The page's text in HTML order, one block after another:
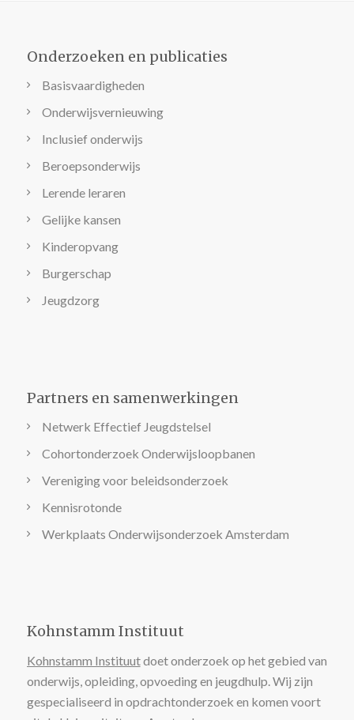
Onderzoeken en publicaties
Basisvaardigheden
Onderwijsvernieuwing
Inclusief onderwijs
Beroepsonderwijs
Lerende leraren
Gelijke kansen
Kinderopvang
Burgerschap
Jeugdzorg
Partners en samenwerkingen
Netwerk Effectief Jeugdstelsel
Cohortonderzoek Onderwijsloopbanen
Vereniging voor beleidsonderzoek
Kennisrotonde
Werkplaats Onderwijsonderzoek Amsterdam
Kohnstamm Instituut
Kohnstamm Instituutdoet onderzoek op het gebied van
onderwijs, opleiding, opvoeding en jeugdhulp. Wij zijn
gespecialiseerd in opdrachtonderzoek en komen voort